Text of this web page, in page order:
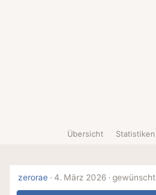
Übersicht Statistiken
zerorae · 4. März 2026 · gewünscht